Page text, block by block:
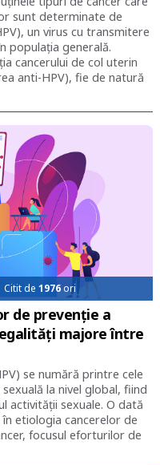
sunt determinate de
un virus cu transmitere
populația generală.
cancerului de col uterin
anti-HPV), fie de natură
Citit de1976 ori
de prevenție a
majore între
se numără printre cele
la nivel global, fiind
activității sexuale. O dată
etiologia cancerelor de
focusul eforturilor de